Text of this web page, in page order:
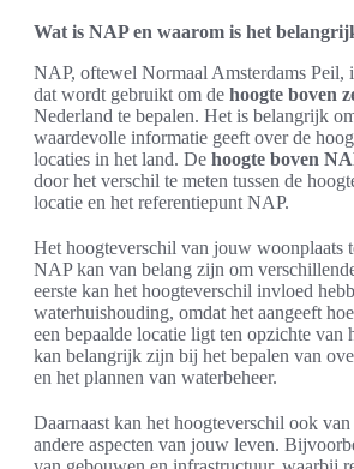
Wat is NAP en waarom is het
NAP, oftewel Normaal Amsterdams Peil,
dat wordt gebruikt om de hoogte boven
Nederland te bepalen. Het is belangrijk
waardevolle informatie geeft over de
locaties in het land. De hoogte boven
door het verschil te meten tussen de
locatie en het referentiepunt NAP.
Het hoogteverschil van jouw woonplaats
NAP kan van belang zijn om
eerste kan het hoogteverschil invloed
waterhuishouding, omdat het aangeeft
een bepaalde locatie ligt ten opzichte van
kan belangrijk zijn bij het bepalen van
en het plannen van waterbeheer.
Daarnaast kan het hoogteverschil ook
andere aspecten van jouw leven.